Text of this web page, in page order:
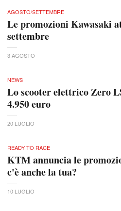
AGOSTO/SETTEMBRE
Le promozioni Kawasaki
settembre
3 AGOSTO
NEWS
Lo scooter elettrico Zero
4.950 euro
20 LUGLIO
READY TO RACE
KTM annuncia le
c'è anche la tua?
10 LUGLIO